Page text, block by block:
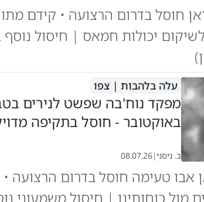
חוסל בדרום הרצועה • קידם
יכולות חמאס | חיסול
עלה בלהבות | צפו
באוקטובר - חוסל בתקיפה
ב. ניסני|
08.07.26
טעימה חוסל בדרום הרצועה •
מול כוחותינו | חיסול משמעוני